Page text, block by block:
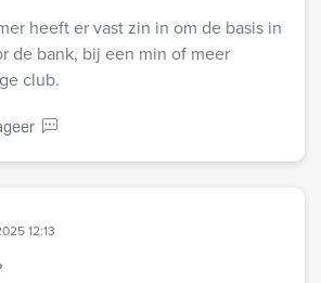
heeft er vast zin in om de basis in
de bank, bij een min of meer
club.
12:13